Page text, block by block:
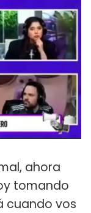
ahora
tomando
cuando vos